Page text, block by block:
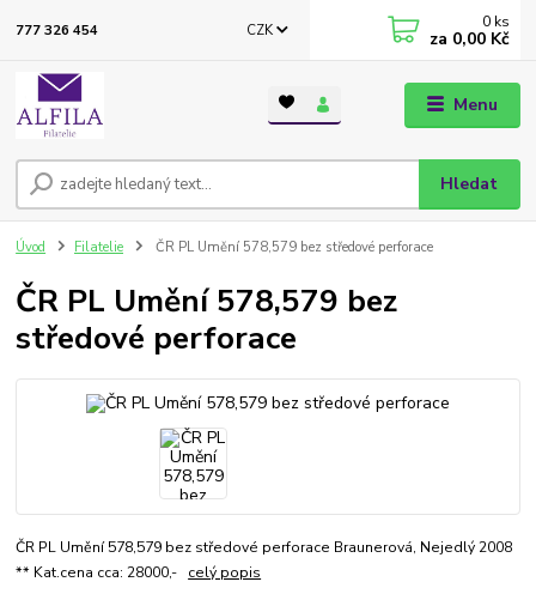
Menu
CZK
Hledat
777 326 454 0 ks
za 0,00 Kč
Úvod Filatelie ČR PL Umění 578,579 bez středové perforace
ČR PL Umění 578,579 bez
středové perforace
ČR PL Umění 578,579 bez středové perforace Braunerová, Nejedlý 2008
** Kat.cena cca: 28000,- celý popis